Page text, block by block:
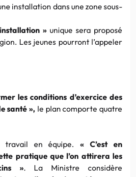
installation dans une zone sous-
» unique sera proposé
Les jeunes pourront l’appeler
les conditions d’exercice des
santé », le plan comporte quatre
travail en équipe.« C’est en
pratique que l’on attirera les
». La Ministre considère